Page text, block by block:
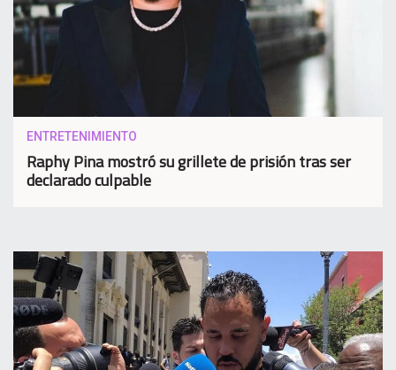
ENTRETENIMIENTO
Raphy Pina mostró su grillete de prisión tras ser
declarado culpable